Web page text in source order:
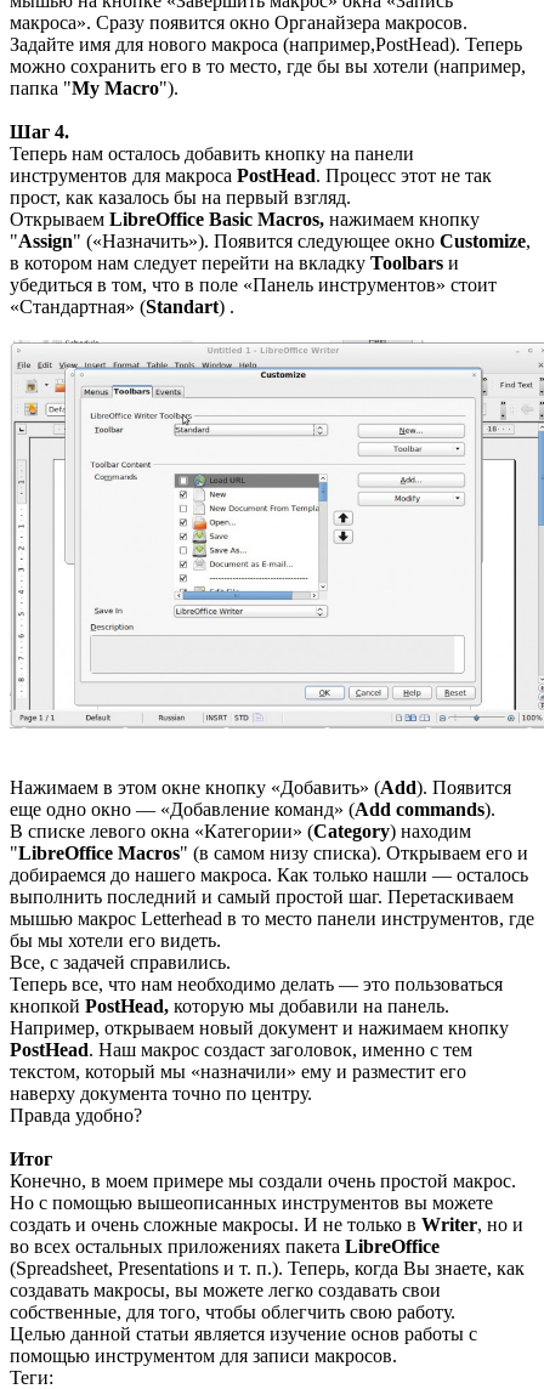
макроса». Сразу появится окно Органайзера макросов.
Задайте имя для нового макроса (например,PostHead). Теперь
можно сохранить его в то место, где бы вы хотели (например,
папка "My Macro").
Шаг 4.
Теперь нам осталось добавить кнопку на панели
инструментов для макроса PostHead. Процесс этот не так
прост, как казалось бы на первый взгляд.
Открываем LibreOffice Basic Macros, нажимаем кнопку
"Assign" («Назначить»). Появится следующее окно Customize,
в котором нам следует перейти на вкладку Toolbars и
убедиться в том, что в поле «Панель инструментов» стоит
«Стандартная» (Standart) .
Нажимаем в этом окне кнопку «Добавить» (Add). Появится
еще одно окно — «Добавление команд» (Add commands).
В списке левого окна «Категории» (Category) находим
"LibreOffice Macros" (в самом низу списка). Открываем его и
добираемся до нашего макроса. Как только нашли — осталось
выполнить последний и самый простой шаг. Перетаскиваем
мышью макрос Letterhead в то место панели инструментов, где
бы мы хотели его видеть.
Все, с задачей справились.
Теперь все, что нам необходимо делать — это пользоваться
кнопкой PostHead, которую мы добавили на панель.
Например, открываем новый документ и нажимаем кнопку
PostHead. Наш макрос создаст заголовок, именно с тем
текстом, который мы «назначили» ему и разместит его
наверху документа точно по центру.
Правда удобно?
Итог
Конечно, в моем примере мы создали очень простой макрос.
Но с помощью вышеописанных инструментов вы можете
создать и очень сложные макросы. И не только в Writer, но и
во всех остальных приложениях пакета LibreOffice
(Spreadsheet, Presentations и т. п.). Теперь, когда Вы знаете, как
создавать макросы, вы можете легко создавать свои
собственные, для того, чтобы облегчить свою работу.
Целью данной статьи является изучение основ работы с
помощью инструментом для записи макросов.
Теги: